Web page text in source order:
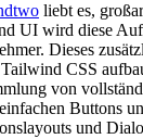
liebt es,
UI wird diese
Dieses
CSS
von
Buttons
und